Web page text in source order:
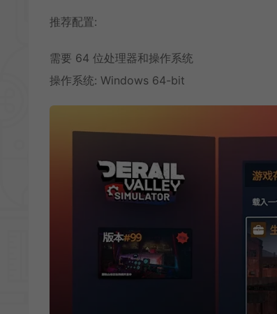
推荐配置:
需要 64 位处理器和操作系统
操作系统: Windows 64-bit